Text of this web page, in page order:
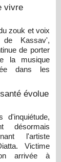
vivre
zouk et voix
de Kassav',
de porter
la musique
dans les
évolue
d'inquiétude,
désormais
l'artiste
Victime
arrivée à